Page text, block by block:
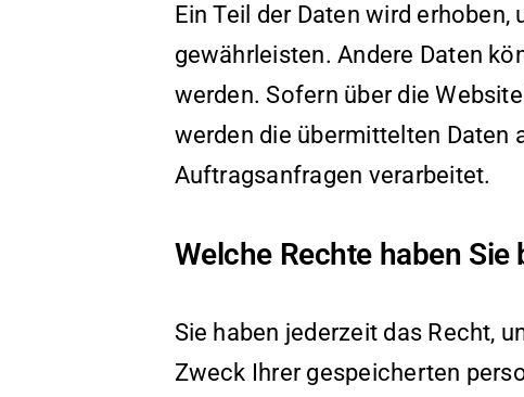
Ein Teil der Daten wird
gewährleisten. Andere Daten
werden. Sofern über die
werden die übermittelten Daten
Auftragsanfragen verarbeitet.
Welche Rechte haben
Sie haben jederzeit das Recht,
Zweck Ihrer gespeicherten